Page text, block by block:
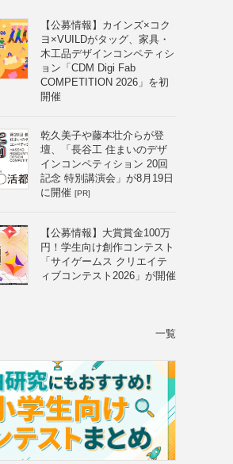
【公募情報】カインズ×コク
ヨ×VUILDがタッグ、家具・
木工品デザインコンペティシ
ョン「CDM Digi Fab
COMPETITION 2026」を初
開催
乾久美子や藤本壮介らが登
壇、「長谷工 住まいのデザ
インコンペティション 20回
記念 特別講演会」が8月19日
に開催 [PR]
【公募情報】大賞賞金100万
円！学生向け創作コンテスト
「サイゲームス クリエイテ
ィブコンテスト2026」が開催
一覧